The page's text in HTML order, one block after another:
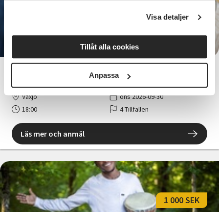
Visa detaljer
Tillåt alla cookies
Anpassa
Kostnadsfri
Växjö
ons 2026-09-30
18:00
4 Tillfällen
Läs mer och anmäl
1 000 SEK